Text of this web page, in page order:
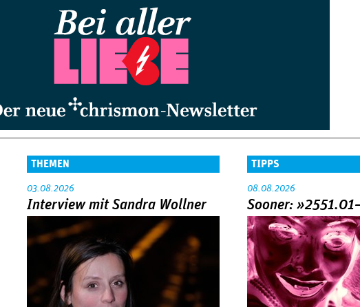
THEMEN
03.08.2026
Interview mit Sandra Wollner
TIPPS
08.08.2026
Sooner: